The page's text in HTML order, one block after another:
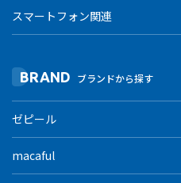
スマートフォン関連
BRAND ブランドから探す
ゼピール
macaful